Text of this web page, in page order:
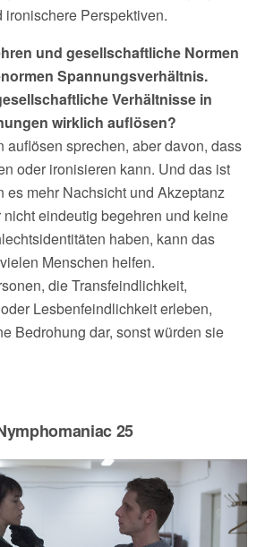
ironischere Perspektiven.
und gesellschaftliche Normen
Spannungsverhältnis.
Verhältnisse in
wirklich auflösen?
auflösen sprechen, aber davon, dass
oder ironisieren kann. Und das ist
es mehr Nachsicht und Akzeptanz
eindeutig begehren und keine
haben, kann das
Menschen helfen.
die Transfeindlichkeit,
Lesbenfeindlichkeit erleben,
Bedrohung dar, sonst würden sie
25